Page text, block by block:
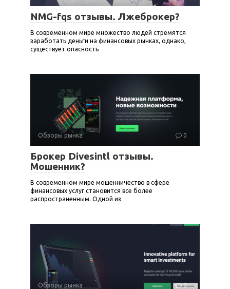
NMG-fqs отзывы. Лжеброкер?
В современном мире множество людей стремятся
заработать деньги на финансовых рынках, однако,
существует опасность
Обзоры рынка 0
Брокер Divesintl отзывы.
Мошенник?
В современном мире мошенничество в сфере
финансовых услуг становится все более
распространенным. Одной из
Обзоры рынка 0